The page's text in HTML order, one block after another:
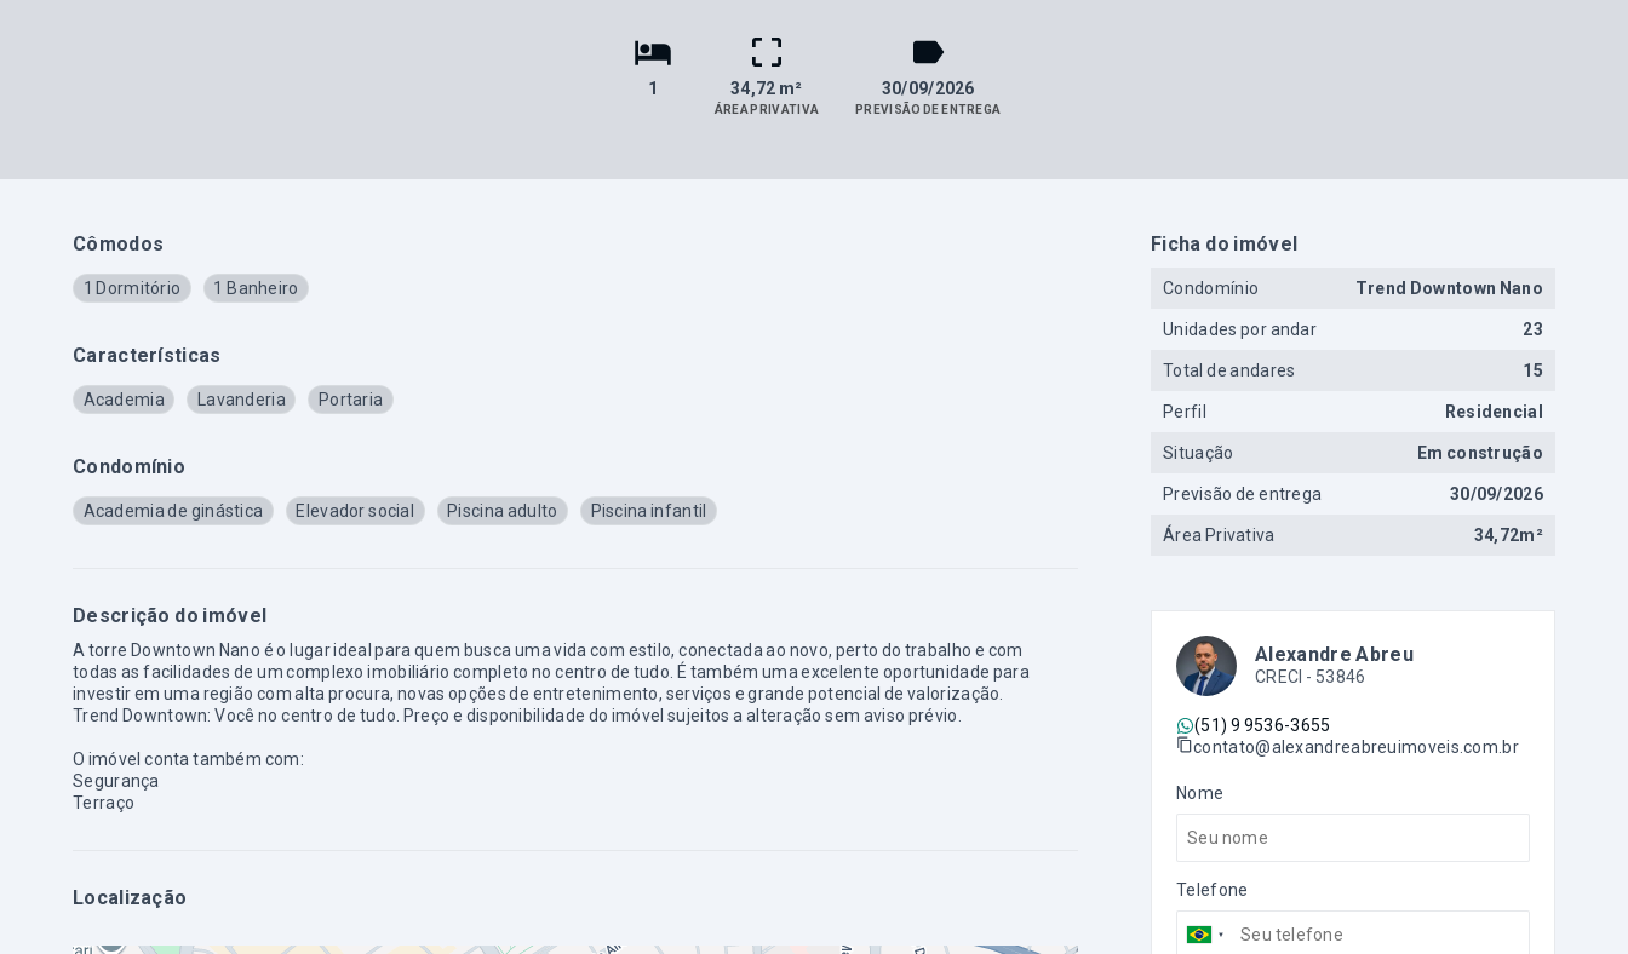
1 34,72 m²
ÁREA PRIVATIVA
30/09/2026
PREVISÃO DE ENTREGA
Cômodos
1 Dormitório 1 Banheiro
Características
Academia Lavanderia Portaria
Condomínio
Academia de ginástica Elevador social Piscina adulto Piscina infantil
Descrição do imóvel
A torre Downtown Nano é o lugar ideal para quem busca uma vida com estilo, conectada ao novo, perto do trabalho e com
todas as facilidades de um complexo imobiliário completo no centro de tudo. É também uma excelente oportunidade para
investir em uma região com alta procura, novas opções de entretenimento, serviços e grande potencial de valorização.
Trend Downtown: Você no centro de tudo. Preço e disponibilidade do imóvel sujeitos a alteração sem aviso prévio.
O imóvel conta também com:
Segurança
Terraço
Localização
Ficha do imóvel
Condomínio Trend Downtown Nano
Unidades por andar 23
Total de andares 15
Perfil Residencial
Situação Em construção
Previsão de entrega 30/09/2026
Área Privativa 34,72m²
Alexandre Abreu
CRECI - 53846
(51) 9 9536-3655
contato@alexandreabreuimoveis.com.br
Nome
Telefone